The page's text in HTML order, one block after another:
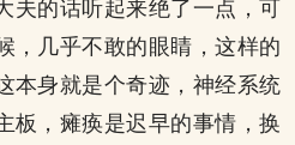
夫的话听起来绝了一点，可
，几乎不敢的眼睛，这样的
本身就是个奇迹，神经系统
板，瘫痪是迟早的事情，换